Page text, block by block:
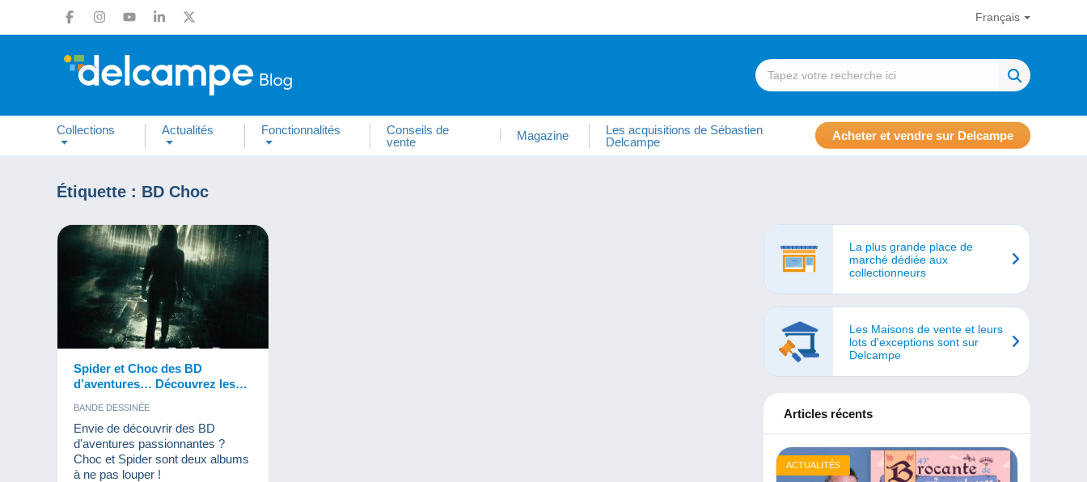
Français
Collections Actualités Fonctionnalités
Conseils de
vente
Magazine
Les acquisitions de Sébastien
Delcampe
Acheter et vendre sur Delcampe
Étiquette : BD Choc
Spider et Choc des BD
d’aventures… Découvrez les
albums et Daoust, le scénariste
de Spider !
BANDE DESSINÉE
Envie de découvrir des BD
d'aventures passionnantes ?
Choc et Spider sont deux albums
à ne pas louper !
La plus grande place de
marché dédiée aux
collectionneurs
Les Maisons de vente et leurs
lots d'exceptions sont sur
Delcampe
Articles récents
ACTUALITÉS